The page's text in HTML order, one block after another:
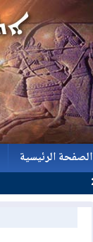
الصفحة الرئيسية
الصفحة الرئيسية